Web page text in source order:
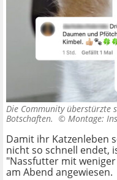
Die Community überstürzte
Botschaften. © Montage:
Damit ihr Katzenleben
nicht so schnell endet,
"Nassfutter mit
am Abend angewiesen.